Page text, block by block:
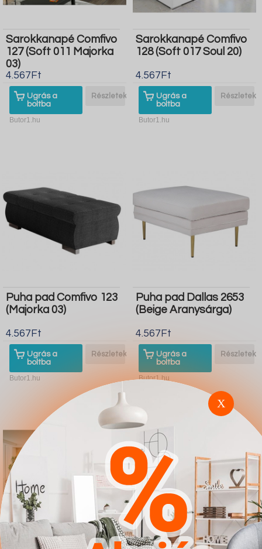
Sarokkanapé Comfivo
127 (Soft 011 Majorka
03)
4.567Ft
Ugrás a
boltba
Részletek
Butor1.hu
Sarokkanapé Comfivo
128 (Soft 017 Soul 20)
4.567Ft
Ugrás a
boltba
Részletek
Butor1.hu
Puha pad Comfivo 123
(Majorka 03)
4.567Ft
Ugrás a
boltba
Részletek
Butor1.hu
Puha pad Dallas 2653
(Beige Aranysárga)
4.567Ft
Ugrás a
boltba
Részletek
Butor1.hu
X